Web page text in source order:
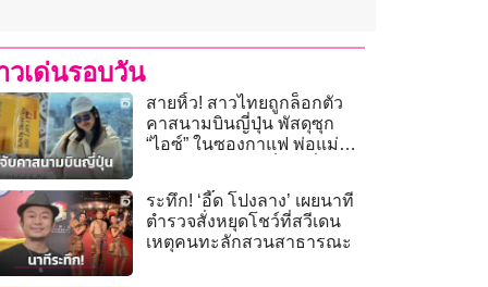
วเด่นรอบวัน
สายหิ้ว! สาวไทยถูกล็อกตัว
คาสนามบินญี่ปุ่น พัสดุซุก
“ไอซ์” ในซองกาแฟ พ่อแม่
ระทึก! ‘อี๊ด โปงลาง’ เผยนาที
ตำรวจสั่งหยุดโชว์ที่สวีเดน
เหตุคนทะลักสวนสาธารณะ